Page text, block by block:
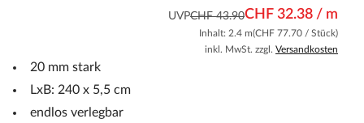
UVPCHF 43.90CHF 32.38 / m
Inhalt: 2.4 m(CHF 77.70 / Stück)
inkl. MwSt. zzgl. Versandkosten
20 mm stark
LxB: 240 x 5,5 cm
endlos verlegbar